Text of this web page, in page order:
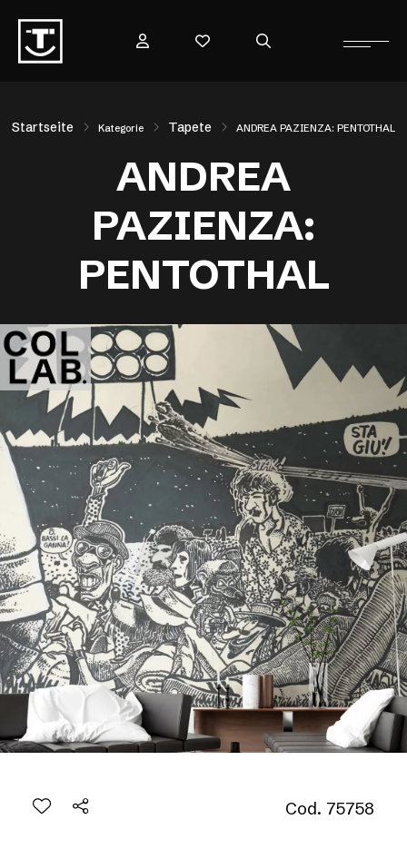
Startseite Kategorie Tapete ANDREA PAZIENZA: PENTOTHAL
ANDREA
PAZIENZA:
PENTOTHAL
Cod. 75758